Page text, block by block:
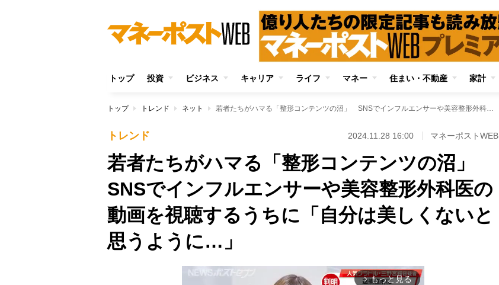
トップ 投資 ビジネス キャリア ライフ マネー 住まい・不動産 家計
トップ トレンド ネット 若者たちがハマる「整形コンテンツの沼」 SNSでインフルエンサーや美容整形外科医の動画を視聴するうちに「自分は美しくないと思うように…」
トレンド 2024.11.28 16:00 マネーポストWEB
若者たちがハマる「整形コンテンツの沼」
SNSでインフルエンサーや美容整形外科医の
動画を視聴するうちに「自分は美しくないと
思うように…」
arrow_forward_ios もっと見る